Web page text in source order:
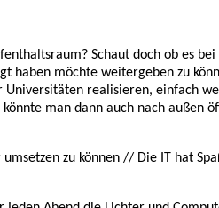
Schaut doch ob es
möchte weitergeben zu
Universitäten realisieren, einfach
man dann auch nach
zu können // Die IT hat